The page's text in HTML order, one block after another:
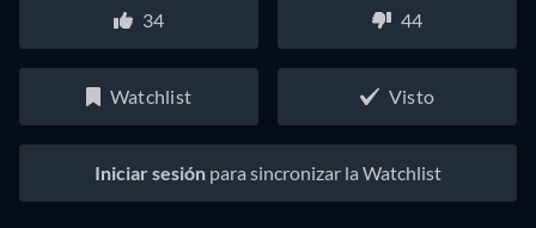
34 44
Watchlist Visto
Iniciar sesión para sincronizar la Watchlist